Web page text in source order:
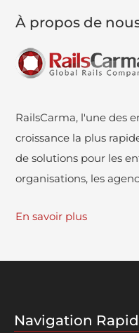
À propos de
RailsCarma, l'une des
croissance la plus
de solutions pour les
organisations, les
En savoir plus
Navigation